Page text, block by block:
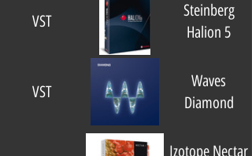
VST
Steinberg
Halion 5
VST
Waves
Diamond
Izotope Nectar